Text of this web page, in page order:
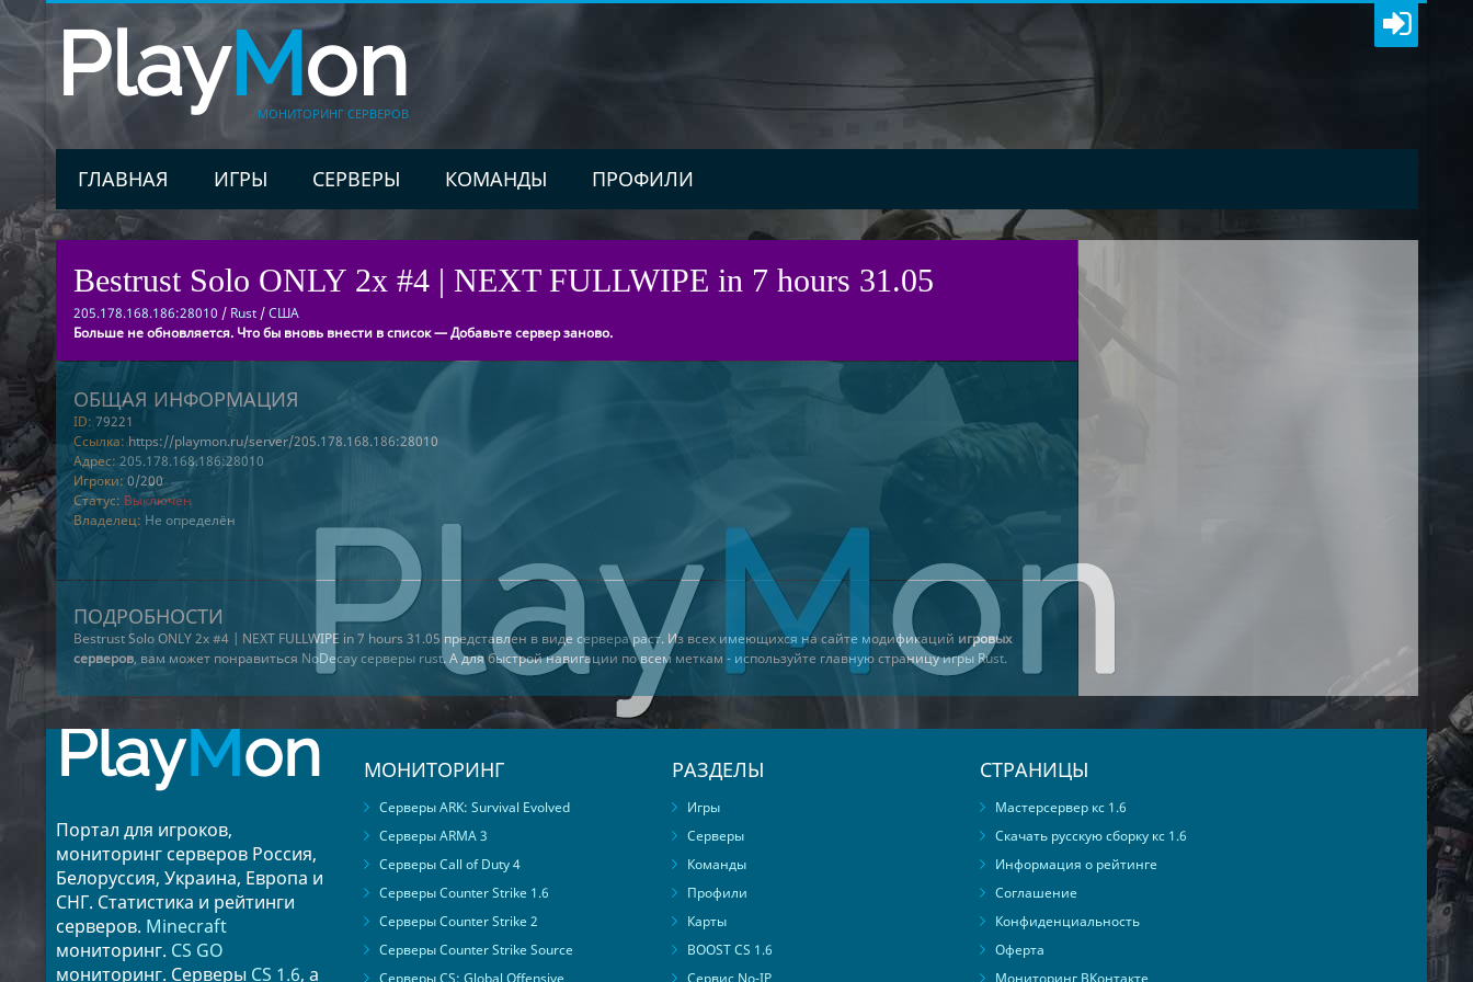
PlayMon
МОНИТОРИНГ СЕРВЕРОВ
ГЛАВНАЯ ИГРЫ СЕРВЕРЫ КОМАНДЫ ПРОФИЛИ
Bestrust Solo ONLY 2x #4 | NEXT FULLWIPE in 7 hours 31.05
205.178.168.186:28010 / Rust/США
Больше не обновляется. Что бы вновь внести в список — Добавьте сервер заново.
ОБЩАЯ ИНФОРМАЦИЯ
ID: 79221
Ссылка: https://playmon.ru/server/205.178.168.186:28010
Адрес: 205.178.168.186:28010
Игроки: 0/200
Статус: Выключен
Владелец: Не определён
ПОДРОБНОСТИ
Bestrust Solo ONLY 2x #4 | NEXT FULLWIPE in 7 hours 31.05 представлен в виде сервера раст. Из всех имеющихся на сайте модификаций игровых
серверов, вам может понравиться NoDecay серверы rust. А для быстрой навигации по всем меткам - используйте главную страницуигры Rust.
PlayMon
Портал для игроков,
мониторинг серверов Россия,
Белоруссия, Украина, Европа и
СНГ. Статистика и рейтинги
серверов. Minecraft
мониторинг. CS GO
мониторинг. Серверы CS 1.6, а
МОНИТОРИНГ
Серверы ARK: Survival Evolved
Серверы ARMA 3
Серверы Call of Duty 4
Серверы Counter Strike 1.6
Серверы Counter Strike 2
Серверы Counter Strike Source
Серверы CS: Global Offensive
РАЗДЕЛЫ
Игры
Серверы
Команды
Профили
Карты
BOOST CS 1.6
Сервис No-IP
СТРАНИЦЫ
Мастерсервер кс 1.6
Скачать русскую сборку кс 1.6
Информация о рейтинге
Соглашение
Конфиденциальность
Оферта
Мониторинг ВКонтакте